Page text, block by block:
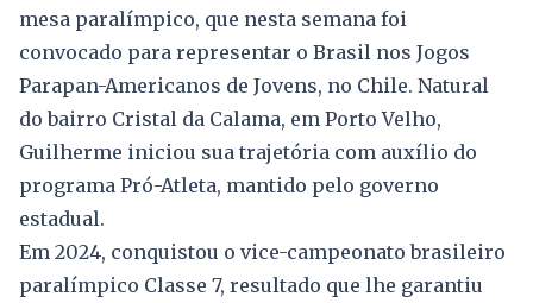
mesa paralímpico, que nesta semana foi
convocado para representar o Brasil nos Jogos
Parapan-Americanos de Jovens, no Chile. Natural
do bairro Cristal da Calama, em Porto Velho,
Guilherme iniciou sua trajetória com auxílio do
programa Pró-Atleta, mantido pelo governo
estadual.
Em 2024, conquistou o vice-campeonato brasileiro
paralímpico Classe 7, resultado que lhe garantiu